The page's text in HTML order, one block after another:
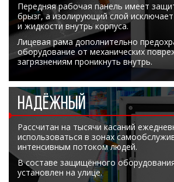
Передняя рабочая панель имеет
брызг, а изолирующий слой
и жидкости внутрь корпуса.
Лицевая рама дополнительно
оборудование от механических
загрязнениям проникнуть внутрь.
НАДЁЖНЫЙ
Рассчитан на тысячи касаний
использоваться в зонах
интенсивным потоком людей.
В составе защищённого
установлен на улице.